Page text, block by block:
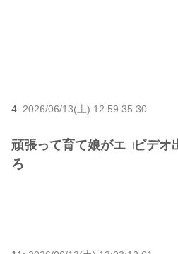
4: 2026/06/13(土) 12:59:35.30
頑張って育て娘がエ□ビデオ
ろ